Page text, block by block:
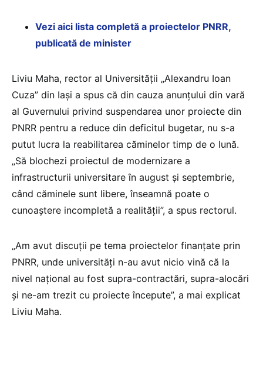
Vezi aici lista completă a proiectelor PNRR,
publicată de minister
Liviu Maha, rector al Universității „Alexandru Ioan
Cuza” din Iași a spus că din cauza anunțului din vară
al Guvernului privind suspendarea unor proiecte din
PNRR pentru a reduce din deficitul bugetar, nu s-a
putut lucra la reabilitarea căminelor timp de o lună.
„Să blochezi proiectul de modernizare a
infrastructurii universitare în august și septembrie,
când căminele sunt libere, înseamnă poate o
cunoaștere incompletă a realității”, a spus rectorul.
„Am avut discuții pe tema proiectelor finanțate prin
PNRR, unde universități n-au avut nicio vină că la
nivel național au fost supra-contractări, supra-alocări
și ne-am trezit cu proiecte începute”, a mai explicat
Liviu Maha.